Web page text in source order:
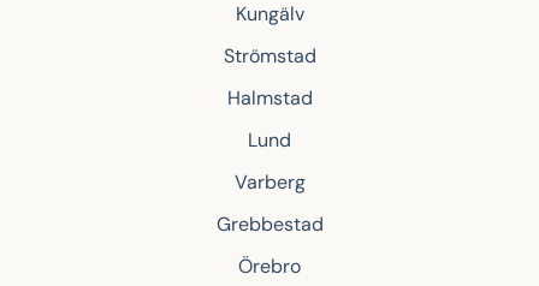
Kungälv
Strömstad
Halmstad
Lund
Varberg
Grebbestad
Örebro